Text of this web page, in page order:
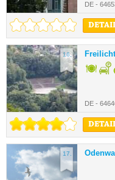
DE -
16.
DE -
17.